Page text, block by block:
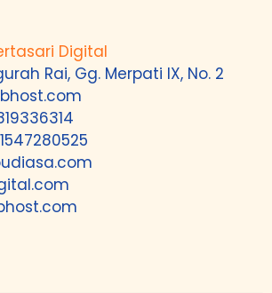
Digital
Rai, Gg. Merpati IX, No. 2